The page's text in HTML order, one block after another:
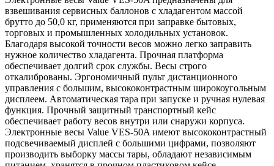
взвешивания сервисных баллонов с хладагентом массой
брутто до 50,0 кг, применяются при заправке бытовых,
торговых и промышленных холодильных установок.
Благодаря высокой точности весов можно легко заправить
нужное количество хладагента. Прочная платформа
обеспечивает долгий срок службы. Весы строго
откалиброваны. Эргономичный пульт дистанционного
управления с большим, высококонтрастным широкоугольным
дисплеем. Автоматическая тара при запуске и ручная нулевая
функция. Прочный защитный транспортный кейс
обеспечивает работу весов внутри или снаружи корпуса.
Электронные весы Value VES-50A имеют высококонтрастный
подсвечиваемый дисплей с большими цифрами, позволяют
производить выборку массы тары, обладают независимым